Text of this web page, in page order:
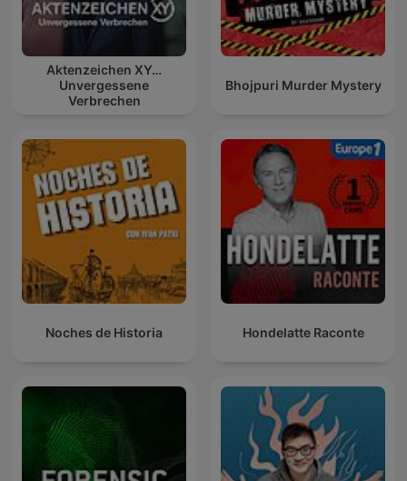
Aktenzeichen XY…
Unvergessene
Verbrechen
Bhojpuri Murder Mystery
Noches de Historia Hondelatte Raconte